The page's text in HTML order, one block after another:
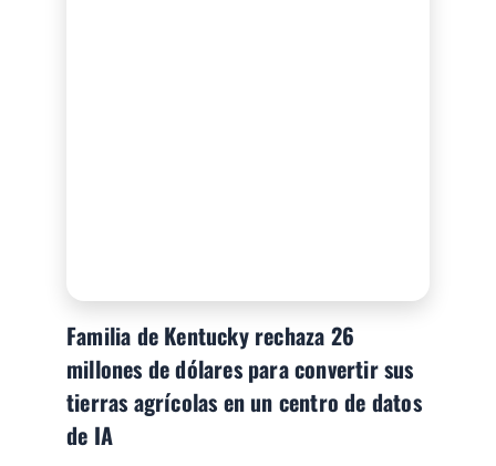
Familia de Kentucky rechaza 26
millones de dólares para convertir sus
tierras agrícolas en un centro de datos
de IA